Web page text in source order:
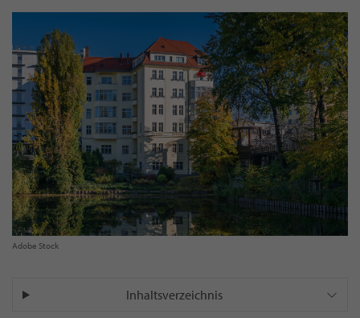
Adobe Stock
Inhaltsverzeichnis